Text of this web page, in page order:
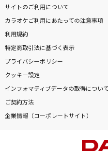
サイトのご利用について
カラオケご利用にあたっての注意事項
利用規約
特定商取引法に基づく表示
プライバシーポリシー
クッキー設定
インフォマティブデータの取得について
ご契約方法
企業情報（コーポレートサイト）